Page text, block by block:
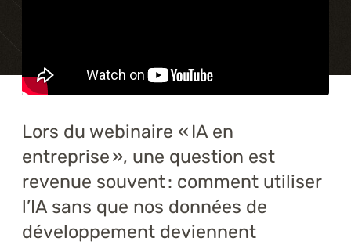
Formations
Blogue
Carrière
Nous joindre
Lors du webinaire « IA en
entreprise », une question est
revenue souvent : comment utiliser
l’IA sans que nos données de
développement deviennent